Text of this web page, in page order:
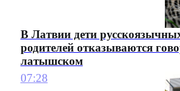
В Латвии дети
родителей отказываются
латышском
07:28